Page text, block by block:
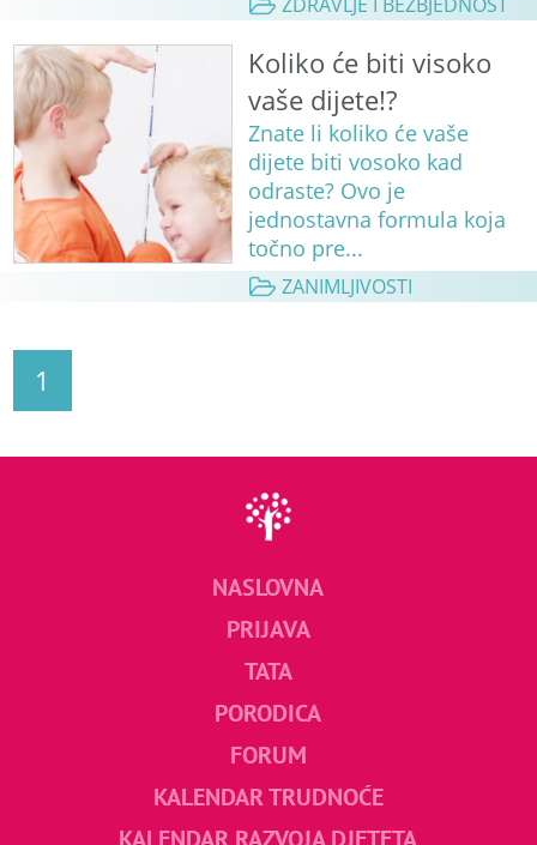
Koliko će biti visoko
vaše dijete!?
Znate li koliko će vaše
dijete biti vosoko kad
odraste? Ovo je
jednostavna formula koja
točno pre...
ZANIMLJIVOSTI
1
NASLOVNA
PRIJAVA
TATA
PORODICA
FORUM
KALENDAR TRUDNOĆE
KALENDAR RAZVOJA DJETETA